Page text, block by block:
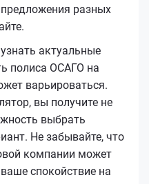
разных
актуальные
полиса ОСАГО на
варьироваться.
вы получите не
выбрать
Не забывайте, что
компании может
спокойствие на